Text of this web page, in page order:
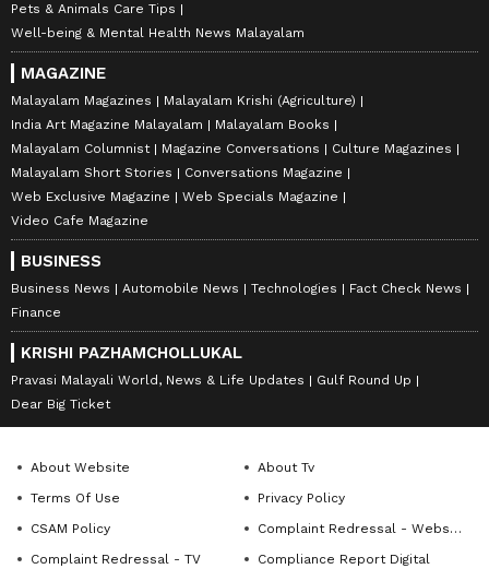
Pets & Animals Care Tips
Well-being & Mental Health News Malayalam
MAGAZINE
Malayalam Magazines
Malayalam Krishi (Agriculture)
India Art Magazine Malayalam
Malayalam Books
Malayalam Columnist
Magazine Conversations
Culture Magazines
Malayalam Short Stories
Conversations Magazine
Web Exclusive Magazine
Web Specials Magazine
Video Cafe Magazine
BUSINESS
Business News Automobile News Technologies
Fact Check News
Finance
KRISHI PAZHAMCHOLLUKAL
Pravasi Malayali World, News & Life Updates
Gulf Round Up
Dear Big Ticket
About Website
About Tv
Terms Of Use
Privacy Policy
CSAM Policy
Complaint Redressal - Website
Complaint Redressal - TV
Compliance Report Digital